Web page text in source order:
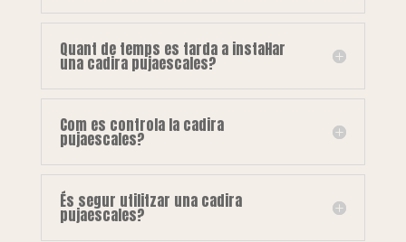
Quant de temps es tarda a instal·lar
una cadira pujaescales?
Com es controla la cadira
pujaescales?
És segur utilitzar una cadira
pujaescales?